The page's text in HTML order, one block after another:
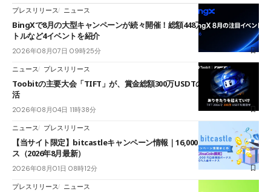
プレスリリース ニュース
BingXで8月の大型キャンペーンが続々開催！総額448万USDT超のAIバ
トルなど4イベントを紹介
2026年08月07日 09時25分
ニュース プレスリリース
Toobitの主要大会「TIFT」が、賞金総額300万USDTのレースとして復
活
2026年08月04日 11時38分
ニュース プレスリリース
【当サイト限定】bitcastleキャンペーン情報｜16,000円口座開設ボーナ
ス（2026年8月最新）
2026年08月01日 08時12分
プレスリリース ニュース